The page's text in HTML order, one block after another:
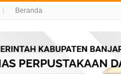
Beranda